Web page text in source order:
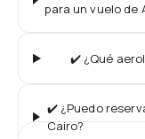
para un vuelo de
✔️ ¿Qué
✔️ ¿Puedo
Cairo?